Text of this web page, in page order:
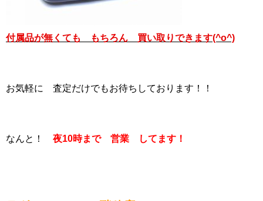
付属品が無くても もちろん 買い取りできます(^o^)
お気軽に 査定だけでもお待ちしております！！
なんと！ 夜10時まで 営業 してます！